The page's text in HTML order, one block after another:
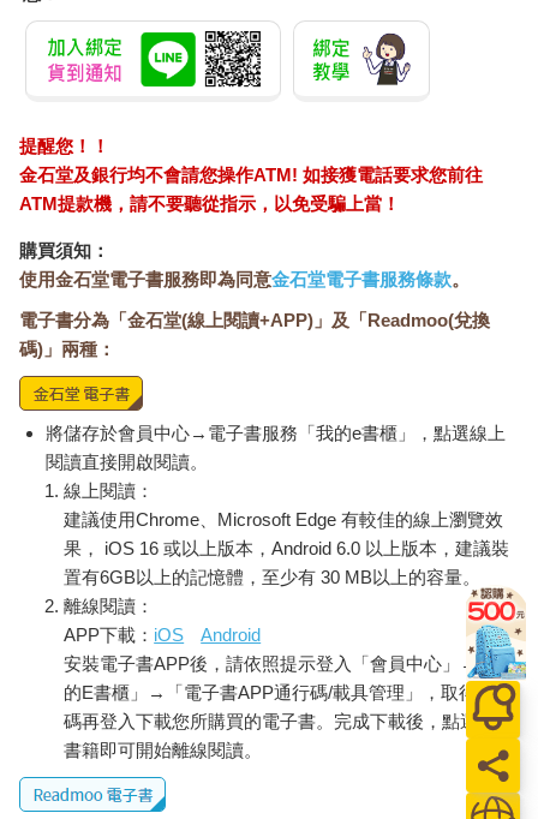
其他朋友了。
「不、不，我不要當持玉使者，我不要被關起來……」
「你不是被關起來。」一個淺藍色頭髮的使者不悅的說，「當使
者，保護掌管生死力量的玉，需要穩定的心理素質，加上長時間
修習靈力！」
「我……我不行，我不夠穩定，我……對了！」晨欣想起一件
她看到九思站的位置旁邊有張桌子，快步走了過去，把生死玉拿
出來，放到桌子上。
身上。我可以把玉玦放在你們準備的祕密藏點，然後交由藤忠使
者繼續保護它。」晨欣眼神熱切的看著九思說。
「不行，這樣違反養心池的界法，」九思嚴厲的說，「我雖然知
道持玉使者們在哪，但是我卻不知道這三塊玉的確切位置。每一
塊玉藏在哪，只有那塊玉的持玉使者知道。持玉使者必須要保守
這個祕密，不讓第二個人知曉，他要一直待在那裡，永世保護生
死玉。所以我不可能讓你把玉放在某個地方，讓你知道藏玉的地
點，然後讓另一個持玉使者去守護它，而你隨意在養心池行
「我可以發誓，我保證不會講出玉藏在哪裡。真的，相信我。」
晨欣幾乎是用喊的說道。
「不行。」九思堅定的說。
九思的眼神讓晨欣心一沉。
「九思，看來，目前尚無完美的解決方式，不如讓晨欣先離開，
我們再好好討論一下。」藤忠低聲的說。
九思抿著嘴，點一下頭，「五悔，傾愁，你們先陪晨欣到外面
去。」
「是。」五悔和傾愁同聲回答。
「那玉玦……」晨欣表情遲疑。
提醒您！！
金石堂及銀行均不會請您操作ATM! 如接獲電話要求您前往
ATM提款機，請不要聽從指示，以免受騙上當！
購買須知：
使用金石堂電子書服務即為同意金石堂電子書服務條款。
電子書分為「金石堂(線上閱讀+APP)」及「Readmoo(兌換
碼)」兩種：
將儲存於會員中心→電子書服務「我的e書櫃」，點選線上
閱讀直接開啟閱讀。
線上閱讀：
建議使用Chrome、Microsoft Edge 有較佳的線上瀏覽效
果， iOS 16 或以上版本，Android 6.0 以上版本，建議裝
置有6GB以上的記憶體，至少有 30 MB以上的容量。
離線閱讀：
APP下載： iOS
Android
安裝電子書APP後，請依照提示登入「會員中心」→「我
的E書櫃」→「電子書APP通行碼/載具管理」，取得通行
碼再登入下載您所購買的電子書。完成下載後，點選任一
書籍即可開始離線閱讀。